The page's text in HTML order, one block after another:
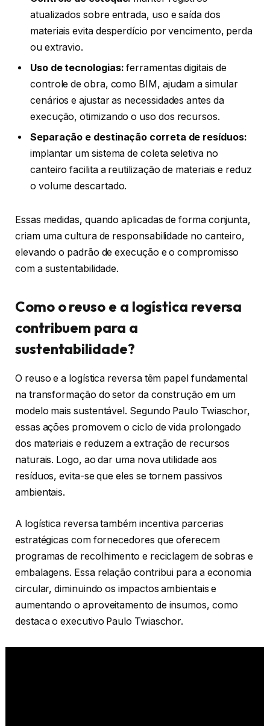
atualizados sobre entrada, uso e saída dos
materiais evita desperdício por vencimento, perda
ou extravio.
Uso de tecnologias: ferramentas digitais de
controle de obra, como BIM, ajudam a simular
cenários e ajustar as necessidades antes da
execução, otimizando o uso dos recursos.
Separação e destinação correta de resíduos:
implantar um sistema de coleta seletiva no
canteiro facilita a reutilização de materiais e reduz
o volume descartado.
Essas medidas, quando aplicadas de forma conjunta,
criam uma cultura de responsabilidade no canteiro,
elevando o padrão de execução e o compromisso
com a sustentabilidade.
Como o reuso e a logística reversa
contribuem para a
sustentabilidade?
O reuso e a logística reversa têm papel fundamental
na transformação do setor da construção em um
modelo mais sustentável. Segundo Paulo Twiaschor,
essas ações promovem o ciclo de vida prolongado
dos materiais e reduzem a extração de recursos
naturais. Logo, ao dar uma nova utilidade aos
resíduos, evita-se que eles se tornem passivos
ambientais.
A logística reversa também incentiva parcerias
estratégicas com fornecedores que oferecem
programas de recolhimento e reciclagem de sobras e
embalagens. Essa relação contribui para a economia
circular, diminuindo os impactos ambientais e
aumentando o aproveitamento de insumos, como
destaca o executivo Paulo Twiaschor.